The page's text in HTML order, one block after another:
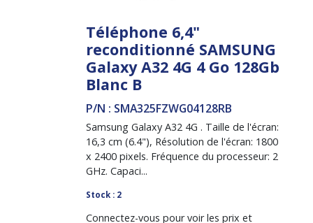
Téléphone 6,4"
reconditionné SAMSUNG
Galaxy A32 4G 4 Go 128Gb
Blanc B
P/N : SMA325FZWG04128RB
Samsung Galaxy A32 4G . Taille de l'écran:
16,3 cm (6.4"), Résolution de l'écran: 1800
x 2400 pixels. Fréquence du processeur: 2
GHz. Capaci...
Stock : 2
Connectez-vous pour voir les prix et